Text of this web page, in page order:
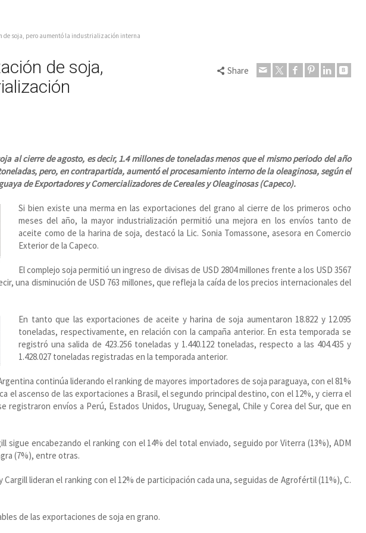
de soja, pero aumentó la industrialización interna
de soja,
Share
al cierre de agosto, es decir, 1.4 millones de toneladas menos que el mismo periodo del año
pero, en contrapartida, aumentó el procesamiento interno de la oleaginosa, según el
de Exportadores y Comercializadores de Cereales y Oleaginosas (Capeco).
Si bien existe una merma en las exportaciones del grano al cierre de los primeros ocho
meses del año, la mayor industrialización permitió una mejora en los envíos tanto de
aceite como de la harina de soja, destacó la Lic. Sonia Tomassone, asesora en Comercio
Exterior de la Capeco.
El complejo soja permitió un ingreso de divisas de USD 2804 millones frente a los USD 3567
una disminución de USD 763 millones, que refleja la caída de los precios internacionales del
En tanto que las exportaciones de aceite y harina de soja aumentaron 18.822 y 12.095
toneladas, respectivamente, en relación con la campaña anterior. En esta temporada se
registró una salida de 423.256 toneladas y 1.440.122 toneladas, respecto a las 404.435 y
1.428.027 toneladas registradas en la temporada anterior.
continúa liderando el ranking de mayores importadores de soja paraguaya, con el 81%
el ascenso de las exportaciones a Brasil, el segundo principal destino, con el 12%, y cierra el
registraron envíos a Perú, Estados Unidos, Uruguay, Senegal, Chile y Corea del Sur, que en
sigue encabezando el ranking con el 14% del total enviado, seguido por Viterra (13%), ADM
(7%), entre otras.
lideran el ranking con el 12% de participación cada una, seguidas de Agrofértil (11%), C.
de las exportaciones de soja en grano.